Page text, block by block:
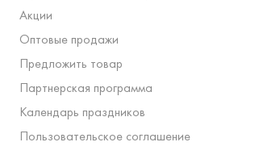
Акции
Оптовые продажи
Предложить товар
Партнерская программа
Календарь праздников
Пользовательское соглашение